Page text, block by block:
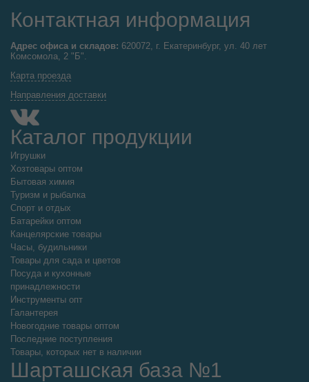
Контактная информация
Адрес офиса и складов: 620072, г. Екатеринбург, ул. 40 лет
Комсомола, 2 "Б".
Карта проезда
Направления доставки
Каталог продукции
Игрушки
Хозтовары оптом
Бытовая химия
Туризм и рыбалка
Спорт и отдых
Батарейки оптом
Канцелярские товары
Часы, будильники
Товары для сада и цветов
Посуда и кухонные
принадлежности
Инструменты опт
Галантерея
Новогодние товары оптом
Последние поступления
Товары, которых нет в наличии
Шарташская база №1